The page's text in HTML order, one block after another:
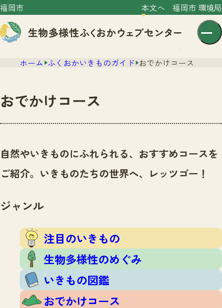
福岡市 本文へ 福岡市 環境局
センター紹介
センター紹介TOP
サイトポリシー
ニュース
いきものガイド
注目のいきもの
生物多様性のめぐみ
いきもの図鑑
おでかけコース
保全アクション
イベント
いきもの調査隊
調査レポート
調査レポートTOP
調査結果
マッチング
ホーム ふくおかいきものガイド おでかけコース
おでかけコース
自然やいきものにふれられる、おすすめコースを
ご紹介。いきものたちの世界へ、レッツゴー！
ジャンル
注目のいきもの
生物多様性のめぐみ
いきもの図鑑
おでかけコース